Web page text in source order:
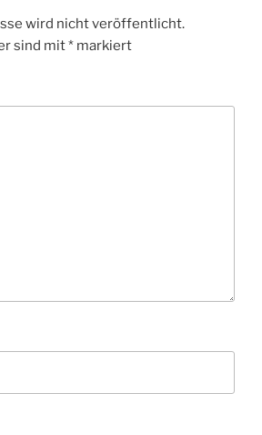
wird nicht veröffentlicht.
sind mit* markiert